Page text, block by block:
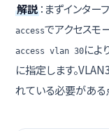
解説 ：まずインター
accessでアクセスモ
access vlan 30によ
に指定します。
れている必要がある